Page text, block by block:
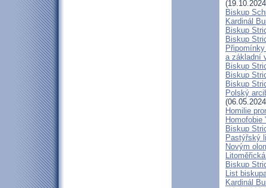
Biskup
Kardinál
Biskup
Biskup
a základní
Biskup
Biskup
Biskup
Polský
Homilie
Biskup
Pastýřský
Novým
Biskup
List
Kardinál